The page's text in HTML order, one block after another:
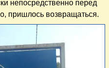
непосредственно перед
пришлось возвращаться.